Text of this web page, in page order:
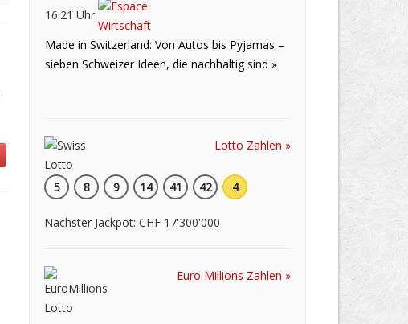
16:21 Uhr
Made in Switzerland: Von Autos bis Pyjamas –
sieben Schweizer Ideen, die nachhaltig sind »
Lotto Zahlen »
5 8 9 14 41 42 4
Nächster Jackpot: CHF 17'300'000
Euro Millions Zahlen »